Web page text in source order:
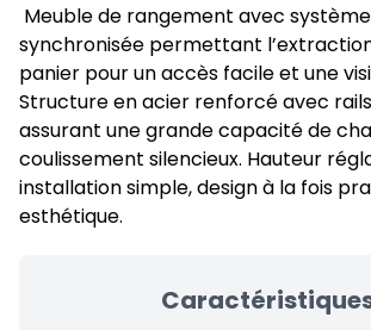
Meuble de rangement avec
synchronisée permettant
panier pour un accès facile et une
Structure en acier renforcé avec
assurant une grande capacité de
coulissement silencieux. Hauteur
installation simple, design à la fois
esthétique.